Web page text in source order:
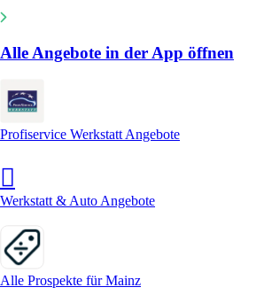
Alle Angebote in der App öffnen
Profiservice Werkstatt Angebote
Werkstatt & Auto Angebote
Alle Prospekte für Mainz